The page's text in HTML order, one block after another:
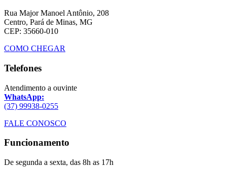
Rua Major Manoel Antônio, 208
Centro, Pará de Minas, MG
CEP: 35660-010
COMO CHEGAR
Telefones
Atendimento a ouvinte
WhatsApp:
(37) 99938-0255
FALE CONOSCO
Funcionamento
De segunda a sexta, das 8h as 17h